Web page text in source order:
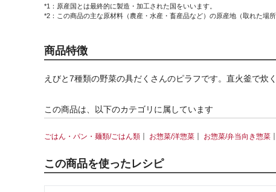
*1：原産国とは最終的に製造・加工された国をいいます。
*2：この商品の主な原材料（農産・水産・畜産品など）の原産地（取れた場所
商品特徴
えびと7種類の野菜の具だくさんのピラフです。直火釜で炊
この商品は、以下のカテゴリに属しています
ごはん・パン・麺類/ごはん類｜ お惣菜/洋惣菜｜ お惣菜/弁当向き惣菜｜
この商品を使ったレシピ